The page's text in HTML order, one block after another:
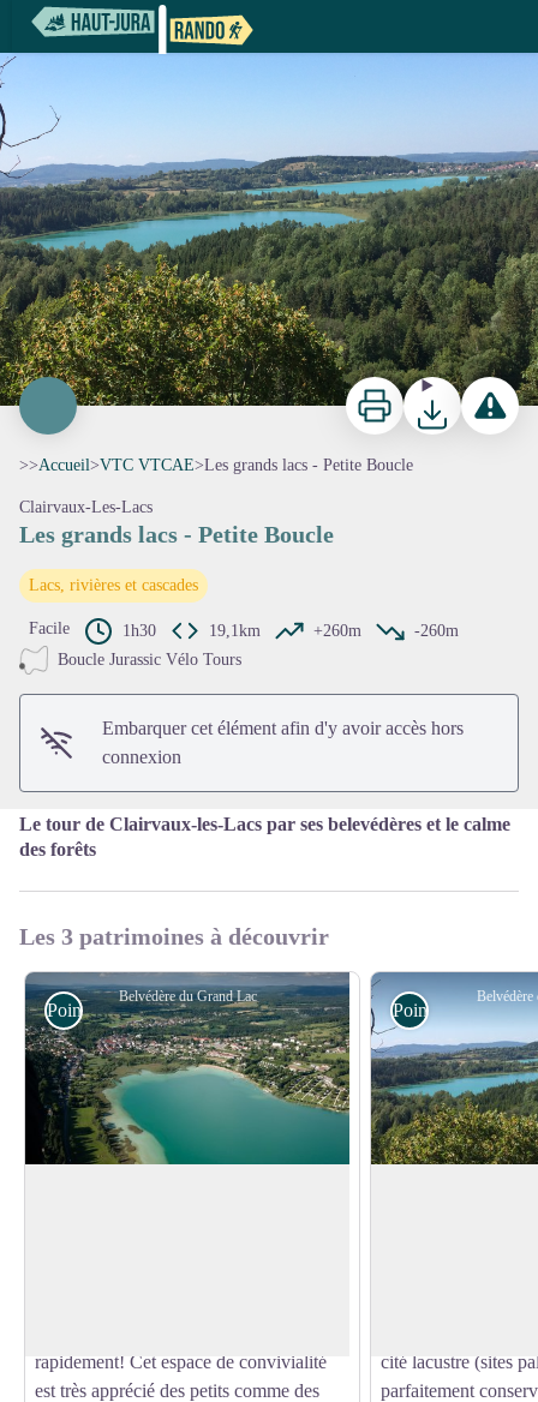
Les grands lacs - Petite Boucle
Voir l'image en plein écran
ImprimerTéléchargerSignaler
>>Accueil>VTC VTCAE>Les grands lacs - Petite Boucle
Clairvaux-Les-Lacs
Les grands lacs - Petite Boucle
Lacs, rivières et cascades
Facile 1h30 19,1km +260m
-260m
Boucle Jurassic Vélo Tours
Embarquer cet élément afin d'y avoir accès hors
connexion
Le tour de Clairvaux-les-Lacs par ses belevédères et le calme
des forêts
Les 3 patrimoines à découvrir
Belvédère du Grand Lac
Point de vue
rapidement! Cet espace de convivialité
est très apprécié des petits comme des
Belvédère
Point de vue
cité lacustre (sites
parfaitement